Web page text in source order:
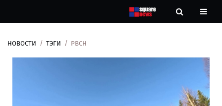
НОВОСТИ ТЭГИ РВСН